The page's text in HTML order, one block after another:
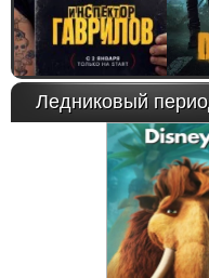
Ледниковый